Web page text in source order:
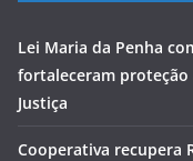
Lei Maria da Penha
fortaleceram
Justiça
Cooperativa recupera